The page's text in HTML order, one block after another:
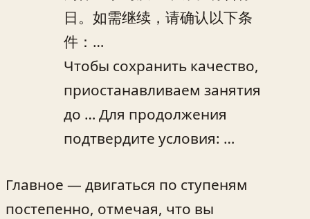
日。如需继续，请确认以下条
件：…
Чтобы сохранить качество,
приостанавливаем занятия
до … Для продолжения
подтвердите условия: …
Главное — двигаться по ступеням
постепенно, отмечая, что вы